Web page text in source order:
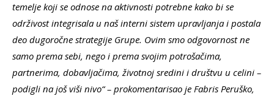
temelje koji se odnose na aktivnosti potrebne kako bi se
održivost integrisala u naš interni sistem upravljanja i postala
deo dugoročne strategije Grupe. Ovim smo odgovornost ne
samo prema sebi, nego i prema svojim potrošačima,
partnerima, dobavljačima, životnoj sredini i društvu u celini –
podigli na još viši nivo“ – prokomentarisao je Fabris Peruško,